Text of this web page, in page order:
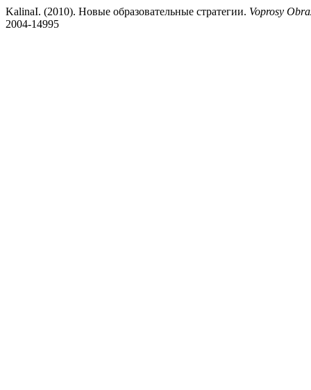
KalinaI. (2010). Новые образовательные стратегии. Voprosy
2004-14995